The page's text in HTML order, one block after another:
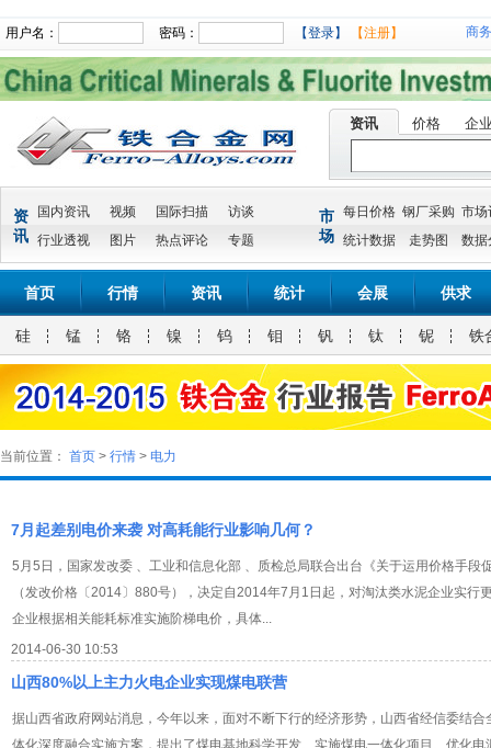
用户名： 密码： 【登录】 【注册】 商
资讯 价格 企
资
讯
国内资讯 视频 国际扫描
访谈
行业透视
图片 热点评论 专题
市
场
每日价格 钢厂采购 市场
统计数据
走势图 数据
首页 行情 资讯 统计 会展 供求
硅 锰 铬 镍 钨 钼 钒 钛 铌 铁
当前位置： 首页 > 行情 > 电力
7月起差别电价来袭 对高耗能行业影响几何？
5月5日，国家发改委 、工业和信息化部 、质检总局联合出台《关于运用价格手段
（发改价格〔2014〕880号），决定自2014年7月1日起，对淘汰类水泥企业实行
企业根据相关能耗标准实施阶梯电价，具体...
2014-06-30 10:53
山西80%以上主力火电企业实现煤电联营
据山西省政府网站消息，今年以来，面对不断下行的经济形势，山西省经信委结
体化深度融合实施方案，提出了煤电基地科学开发、实施煤电一体化项目、优化